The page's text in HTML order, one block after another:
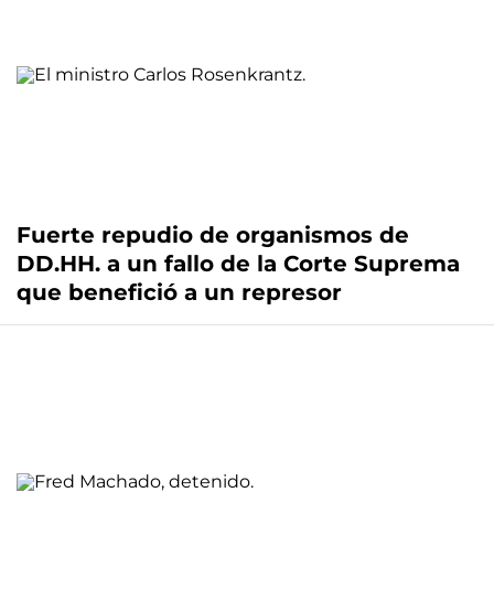
Fuerte repudio de organismos de
DD.HH. a un fallo de la Corte Suprema
que benefició a un represor